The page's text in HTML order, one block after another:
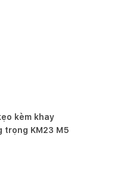
kèm khay
trọng KM23 M5